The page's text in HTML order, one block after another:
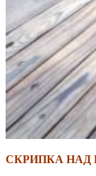
СКРИПКА НАД